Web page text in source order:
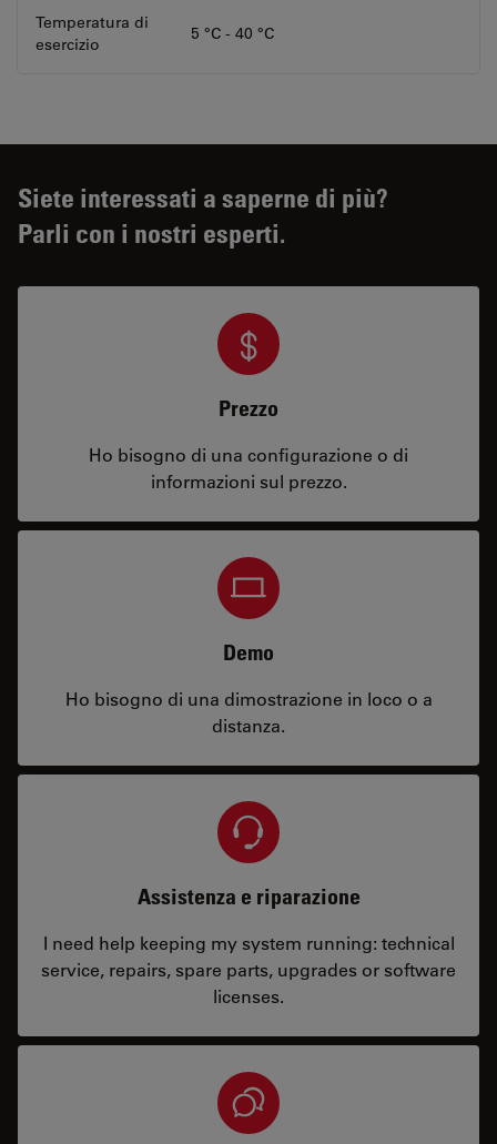
Temperatura di
esercizio
5 °C - 40 °C
Siete interessati a saperne di più?
Parli con i nostri esperti.
Prezzo
Ho bisogno di una configurazione o di
informazioni sul prezzo.
Demo
Ho bisogno di una dimostrazione in loco o a
distanza.
Assistenza e riparazione
I need help keeping my system running: technical
service, repairs, spare parts, upgrades or software
licenses.